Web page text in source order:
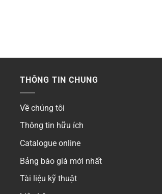
THÔNG TIN CHUNG
Về chúng tôi
Thông tin hữu ích
Catalogue online
Bảng báo giá mới nhất
Tài liệu kỹ thuật